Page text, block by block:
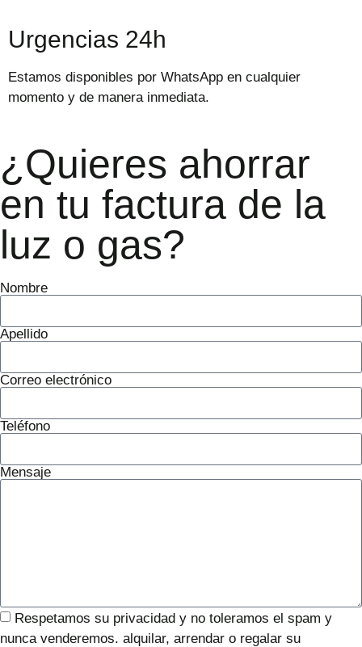
Urgencias 24h
Estamos disponibles por WhatsApp en cualquier
momento y de manera inmediata.
¿Quieres ahorrar
en tu factura de la
luz o gas?
Nombre
Apellido
Correo electrónico
Teléfono
Mensaje
Respetamos su privacidad y no toleramos el spam y
nunca venderemos. alquilar, arrendar o regalar su